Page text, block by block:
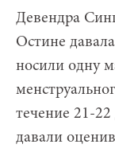
Девендра
Остине
носили одну
течение 21-
давали